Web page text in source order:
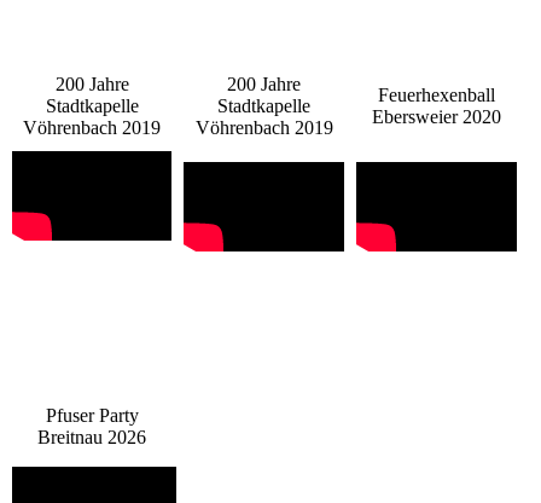
200 Jahre
Stadtkapelle
Vöhrenbach 2019
200 Jahre
Stadtkapelle
Vöhrenbach 2019
Feuerhexenball
Ebersweier 2020
Pfuser Party
Breitnau 2026